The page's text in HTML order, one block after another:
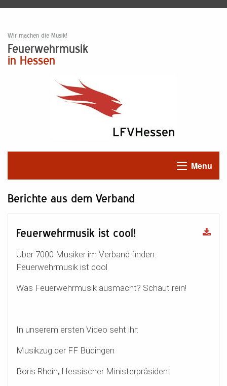
Wir machen die Musik!
Feuerwehrmusik
in Hessen
Menu
Berichte aus dem Verband
Feuerwehrmusik ist cool!
Über 7000 Musiker im Verband finden:
Feuerwehrmusik ist cool
Was Feuerwehrmusik ausmacht? Schaut rein!
In unserem ersten Video seht ihr:
Musikzug der FF Büdingen
Boris Rhein, Hessischer Ministerpräsident